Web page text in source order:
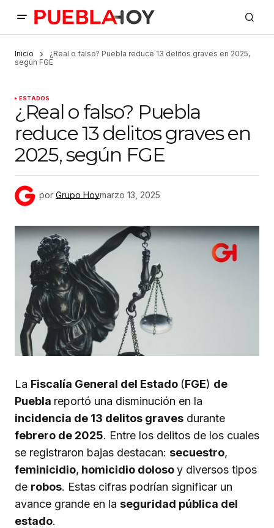
Inicio
¿Real o falso? Puebla reduce 13 delitos graves en 2025,
según FGE
ESTADOS
¿Real o falso? Puebla
reduce 13 delitos graves en
2025, según FGE
por Grupo Hoymarzo 13, 2025
La Fiscalía General del Estado (FGE) de
Puebla reportó una disminución en la
incidencia de 13 delitos graves durante
febrero de 2025. Entre los delitos de los cuales
se registraron bajas destacan: secuestro,
feminicidio, homicidio dolosoy diversos tipos
de robos. Estas cifras podrían significar un
avance grande en la seguridad pública del
estado.